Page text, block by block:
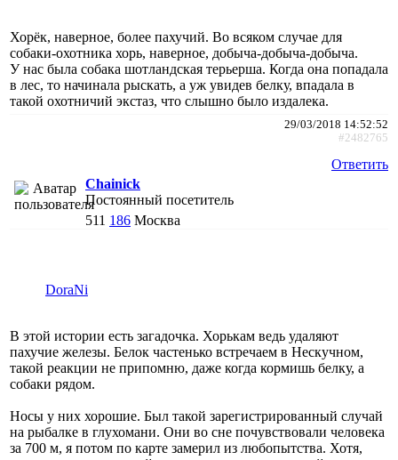
Хорёк, наверное, более пахучий. Во всяком случае для
собаки-охотника хорь, наверное, добыча-добыча-добыча.
У нас была собака шотландская терьерша. Когда она попадала
в лес, то начинала рыскать, а уж увидев белку, впадала в
такой охотничий экстаз, что слышно было издалека.
29/03/2018 14:52:52
#2482765
Ответить
Chainick
Постоянный посетитель
511 186 Москва
DoraNi
В этой истории есть загадочка. Хорькам ведь удаляют
пахучие железы. Белок частенько встречаем в Нескучном,
такой реакции не припомню, даже когда кормишь белку, а
собаки рядом.
Носы у них хорошие. Был такой зарегистрированный случай
на рыбалке в глухомани. Они во сне почувствовали человека
за 700 м, я потом по карте замерил из любопытства. Хотя,